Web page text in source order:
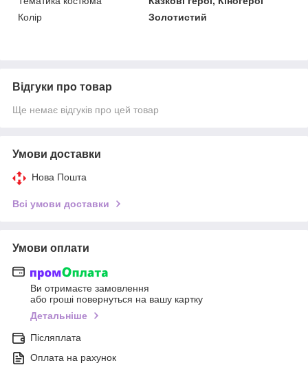
Колір
Золотистий
Відгуки про товар
Ще немає відгуків про цей товар
Умови доставки
Нова Пошта
Всі умови доставки
Умови оплати
Ви отримаєте замовлення
або гроші повернуться на вашу картку
Детальніше
Післяплата
Оплата на рахунок